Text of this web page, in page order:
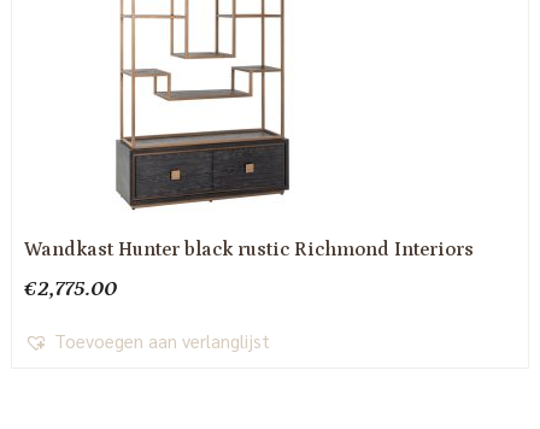
Wandkast Hunter black rustic Richmond Interiors
€2,775.00
Toevoegen aan verlanglijst